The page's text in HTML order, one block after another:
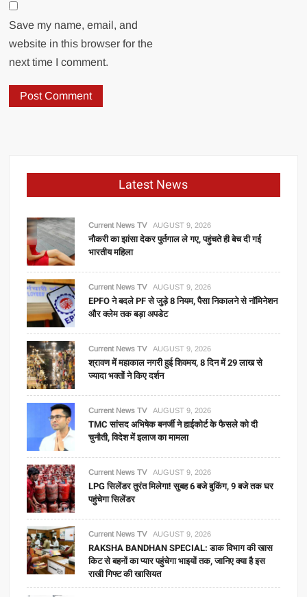
Save my name, email, and
website in this browser for the
next time I comment.
Latest News
Current News TV AUGUST 9, 2026
नौकरी का झांसा देकर पुर्तगाल ले गए, पहुंचते ही बेच दी गई
भारतीय महिला
Current News TV AUGUST 9, 2026
EPFO ने बदले PF से जुड़े 8 नियम, पैसा निकालने से नॉमिनेशन
और क्लेम तक बड़ा अपडेट
Current News TV AUGUST 9, 2026
श्रावण में महाकाल नगरी हुई शिवमय, 8 दिन में 29 लाख से
ज्यादा भक्तों ने किए दर्शन
Current News TV AUGUST 9, 2026
TMC सांसद अभिषेक बनर्जी ने हाईकोर्ट के फैसले को दी
चुनौती, विदेश में इलाज का मामला
Current News TV AUGUST 9, 2026
LPG सिलेंडर तुरंत मिलेगा! सुबह 6 बजे बुकिंग, 9 बजे तक घर
पहुंचेगा सिलेंडर
Current News TV AUGUST 9, 2026
RAKSHA BANDHAN SPECIAL: डाक विभाग की खास
किट से बहनों का प्यार पहुंचेगा भाइयों तक, जानिए क्या है इस
राखी गिफ्ट की खासियत